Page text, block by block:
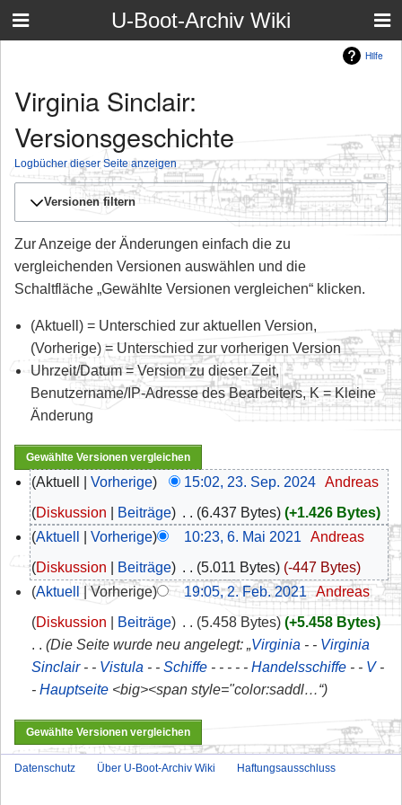
U-Boot-Archiv Wiki
Hilfe
Virginia Sinclair:
Versionsgeschichte
Logbücher dieser Seite anzeigen
Versionen filtern
Zur Anzeige der Änderungen einfach die zu
vergleichenden Versionen auswählen und die
Schaltfläche „Gewählte Versionen vergleichen“ klicken.
(Aktuell) = Unterschied zur aktuellen Version,
(Vorherige) = Unterschied zur vorherigen Version
Uhrzeit/Datum = Version zu dieser Zeit,
Benutzername/IP-Adresse des Bearbeiters, K = Kleine
Änderung
Aktuell Vorherige 15:02, 23. Sep. 2024‎ Andreas
Diskussion
Beiträge 6.437 Bytes
+1.426 Bytes
Aktuell
Vorherige 10:23, 6. Mai 2021
Andreas
Diskussion
Beiträge 5.011 Bytes
-447 Bytes
Aktuell
Vorherige 19:05, 2. Feb. 2021‎ Andreas
Diskussion
Beiträge 5.458 Bytes
+5.458 Bytes
Die Seite wurde neu angelegt: „Virginia - - Virginia
Sinclair- - Vistula - - Schiffe- - - - - Handelsschiffe- - V-
- Hauptseite<big><span style="color:saddl…“
Datenschutz Über U-Boot-Archiv Wiki Haftungsausschluss